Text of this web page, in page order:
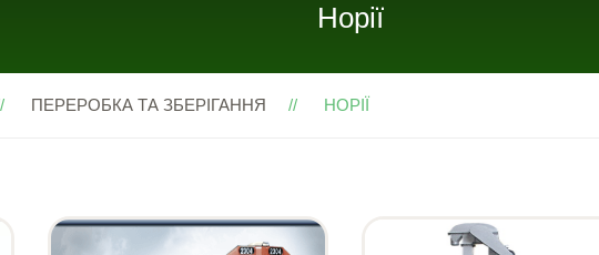
Норії
ПЕРЕРОБКА ТА ЗБЕРІГАННЯ НОРІЇ